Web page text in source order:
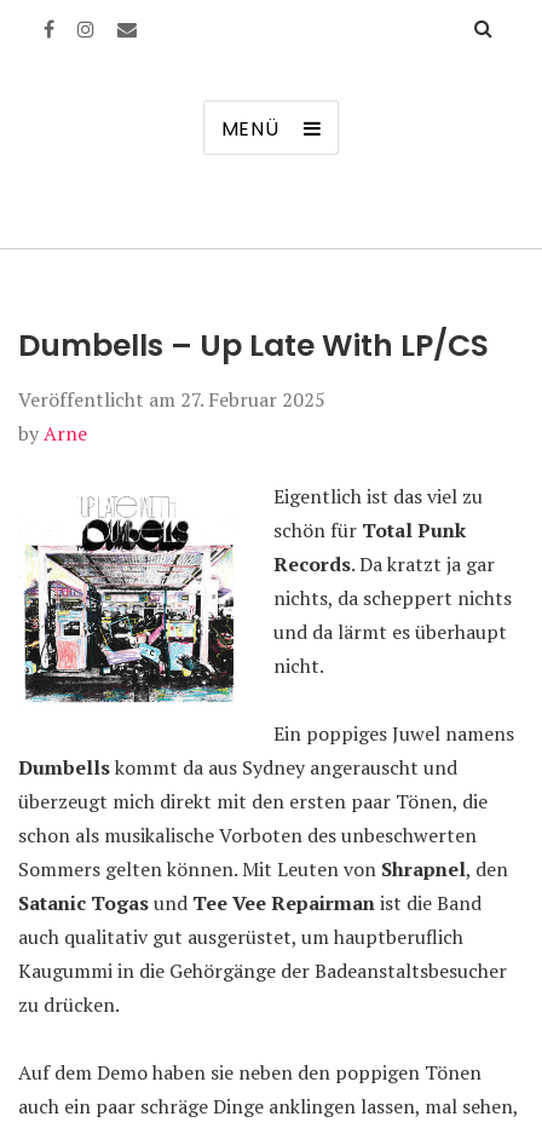
MENÜ
Dumbells – Up Late With LP/CS
Veröffentlicht am 27. Februar 2025
byArne
Eigentlich ist das viel zu
schön für Total Punk
Records. Da kratzt ja gar
nichts, da scheppert nichts
und da lärmt es überhaupt
nicht.
Ein poppiges Juwel namens
Dumbellskommt da aus Sydney angerauscht und
überzeugt mich direkt mit den ersten paar Tönen, die
schon als musikalische Vorboten des unbeschwerten
Sommers gelten können. Mit Leuten von Shrapnel, den
Satanic Togasund Tee Vee Repairmanist die Band
auch qualitativ gut ausgerüstet, um hauptberuflich
Kaugummi in die Gehörgänge der Badeanstaltsbesucher
zu drücken.
Auf dem Demo haben sie neben den poppigen Tönen
auch ein paar schräge Dinge anklingen lassen, mal sehen,